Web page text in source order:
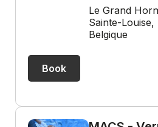
Le Grand
Sainte-Louise,
Belgique
Book